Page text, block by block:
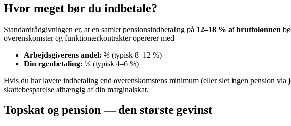
Hvor meget bør du indbetale?
Standardrådgivningen er, at en samlet pensionsindbetaling på 12–18 % af bruttolønnen
overenskomster og funktionær­kontrakter opererer med:
Arbejdsgiverens andel: ⅔ (typisk 8–12 %)
Din egenbetaling: ⅓ (typisk 4–6 %)
Hvis du har lavere indbetaling end overenskomstens minimum (eller slet ingen pension
skattebesparelse afhængig af din marginalskat.
Topskat og pension — den største gevinst